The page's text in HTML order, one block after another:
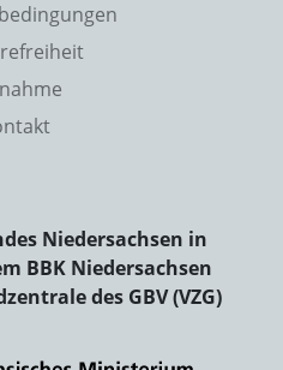
Niedersachsen in
BBK Niedersachsen
des GBV (VZG)